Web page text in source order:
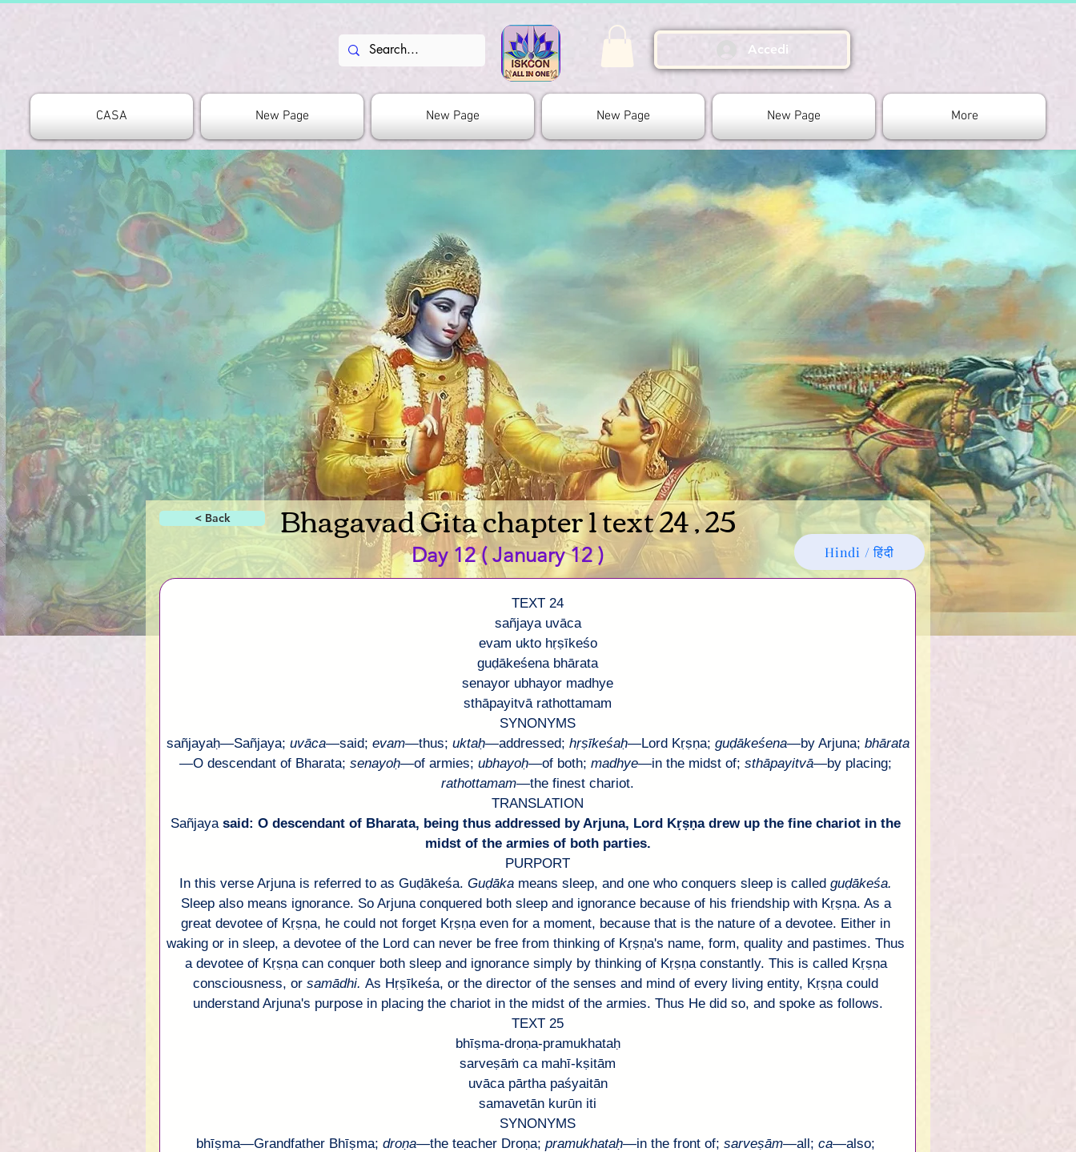
Accedi
CASA New Page New Page New Page New Page More
< Back Bhagavad Gita chapter 1 text 24 , 25
Day 12 ( January 12 ) Hindi / हिंदी
TEXT 24
sañjaya uvāca
evam ukto hṛṣīkeśo
guḍākeśena bhārata
senayor ubhayor madhye
sthāpayitvā rathottamam
SYNONYMS
sañjayaḥ—Sañjaya; uvāca—said; evam—thus; uktaḥ—addressed; hṛṣīkeśaḥ—Lord Kṛṣṇa; guḍākeśena—by Arjuna; bhārata
—O descendant of Bharata; senayoḥ—of armies; ubhayoḥ—of both; madhye—in the midst of; sthāpayitvā—by placing;
rathottamam—the finest chariot.
TRANSLATION
Sañjaya said: O descendant of Bharata, being thus addressed by Arjuna, Lord Kṛṣṇa drew up the fine chariot in the
midst of the armies of both parties.
PURPORT
In this verse Arjuna is referred to as Guḍākeśa. Guḍāka means sleep, and one who conquers sleep is called guḍākeśa.
Sleep also means ignorance. So Arjuna conquered both sleep and ignorance because of his friendship with Kṛṣṇa. As a
great devotee of Kṛṣṇa, he could not forget Kṛṣṇa even for a moment, because that is the nature of a devotee. Either in
waking or in sleep, a devotee of the Lord can never be free from thinking of Kṛṣṇa's name, form, quality and pastimes. Thus
a devotee of Kṛṣṇa can conquer both sleep and ignorance simply by thinking of Kṛṣṇa constantly. This is called Kṛṣṇa
consciousness, or samādhi. As Hṛṣīkeśa, or the director of the senses and mind of every living entity, Kṛṣṇa could
understand Arjuna's purpose in placing the chariot in the midst of the armies. Thus He did so, and spoke as follows.
TEXT 25
bhīṣma-droṇa-pramukhataḥ
sarveṣāṁ ca mahī-kṣitām
uvāca pārtha paśyaitān
samavetān kurūn iti
SYNONYMS
bhīṣma—Grandfather Bhīṣma; droṇa—the teacher Droṇa; pramukhataḥ—in the front of; sarveṣām—all; ca—also;